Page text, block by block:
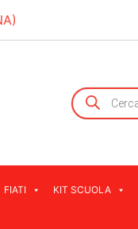
Products
search
FIATI KIT SCUOLA